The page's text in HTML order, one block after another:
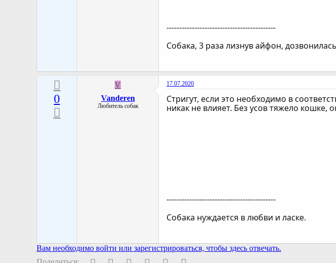
-------------------------------------------
Собака, 3 раза лизнув айфон,
0
V
Vanderen
Любитель собак
17.07.2020
Стригут, если это необходимо в
никак не влияет. Без усов тяжело
-------------------------------------------
Собака нуждается в любви и ласке.
Вам необходимо войти или зарегистрироваться, чтобы здесь отвечать.
Facebook
Twitter PinterestWhatsAppЭлектронная почта